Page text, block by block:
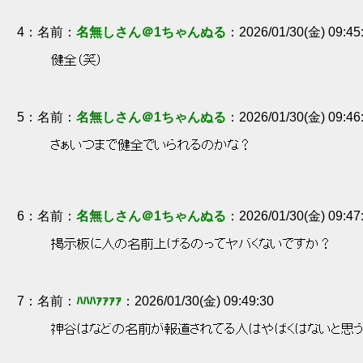
4 ： 名無しさん＠1ちゃんぬる 2026/01/30(金)
健全（笑）
5 ： 名無しさん＠1ちゃんぬる 2026/01/30(金)
さぁいつまで健全でいられるのかな？
6 ： 名無しさん＠1ちゃんぬる 2026/01/30(金)
掲示板に人の名前上げるのってヤバくないですか？
7 ： ﾊﾊﾊｧｧｧｧ 2026/01/30(金) 09:49:30
神谷はなどの名前が報道されてる人はやばくはないと思